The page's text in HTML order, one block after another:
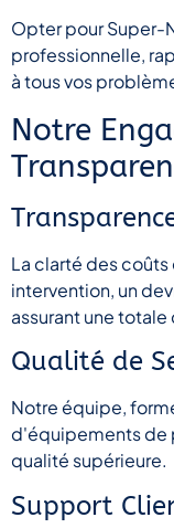
Opter pour Super-
professionnelle,
à tous vos
Notre
La clarté des
intervention, un
assurant une
Qualité de
Notre équipe,
d'équipements de
qualité supérieure.
Support